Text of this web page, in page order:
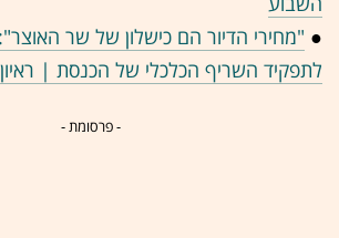
● "מחירי הדיור הם כישלון של שר
לתפקיד השריף הכלכלי של הכנסת | ראיון
- פרסומת -